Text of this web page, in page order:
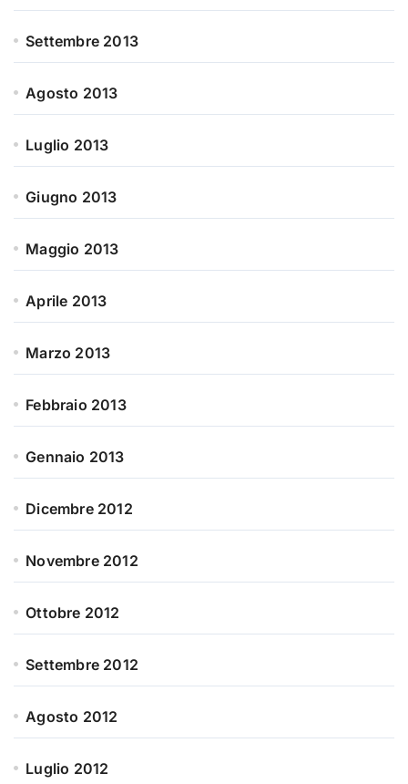
Settembre 2013
Agosto 2013
Luglio 2013
Giugno 2013
Maggio 2013
Aprile 2013
Marzo 2013
Febbraio 2013
Gennaio 2013
Dicembre 2012
Novembre 2012
Ottobre 2012
Settembre 2012
Agosto 2012
Luglio 2012